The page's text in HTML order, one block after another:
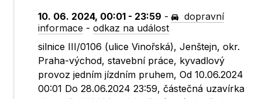
10. 06. 2024, 00:01 - 23:59 -
dopravní
informace -odkaz na událost
silnice III/0106 (ulice Vinořská), Jenštejn, okr.
Praha-východ, stavební práce, kyvadlový
provoz jedním jízdním pruhem, Od 10.06.2024
00:01 Do 28.06.2024 23:59, částečná uzavírka